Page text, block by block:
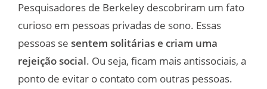
Pesquisadores de Berkeley descobriram um fato
curioso em pessoas privadas de sono. Essas
pessoas se sentem solitárias e criam uma
rejeição social. Ou seja, ficam mais antissociais, a
ponto de evitar o contato com outras pessoas.